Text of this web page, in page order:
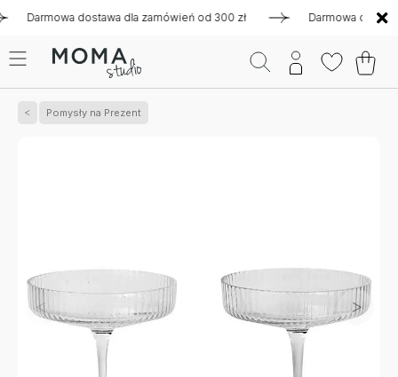
dostawa dla zamówień od 300 zł Darmowa dostawa
Pomysły na Prezent